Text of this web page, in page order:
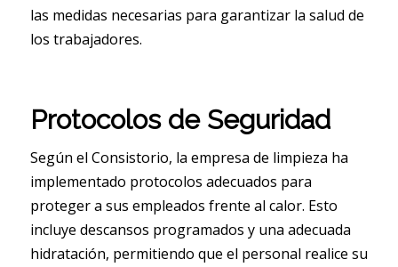
las medidas necesarias para garantizar la salud de
los trabajadores.
Protocolos de Seguridad
Según el Consistorio, la empresa de limpieza ha
implementado protocolos adecuados para
proteger a sus empleados frente al calor. Esto
incluye descansos programados y una adecuada
hidratación, permitiendo que el personal realice su